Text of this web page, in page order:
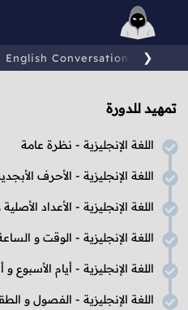
English Conversations ❯
تمهيد للدورة
اللغة الإنجليزية - نظرة عامة
اللغة الإنجليزية - الأحرف
اللغة الإنجليزية - الأعداد الأصلية
اللغة الإنجليزية - الوقت و
اللغة الإنجليزية - أيام الأسبوع
اللغة الإنجليزية - الفصول و